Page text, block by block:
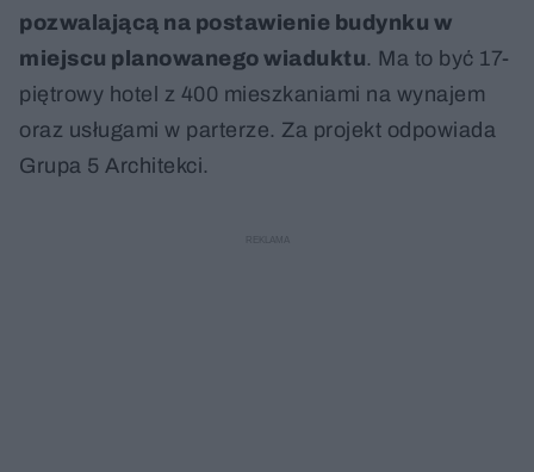
pozwalającą na postawienie budynku w
miejscu planowanego wiaduktu. Ma to być 17-
piętrowy hotel z 400 mieszkaniami na wynajem
oraz usługami w parterze. Za projekt odpowiada
Grupa 5 Architekci.